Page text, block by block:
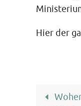
Hier der